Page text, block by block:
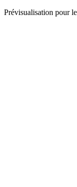
Prévisualisation pour